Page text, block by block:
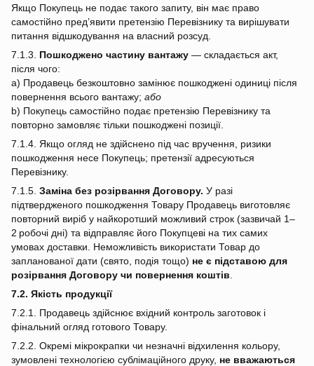
Якщо Покупець не подає такого запиту, він має право
самостійно пред’явити претензію Перевізнику та вирішувати
питання відшкодування на власний розсуд.
7.1.3. Пошкоджено частину вантажу — складається акт,
після чого:
a) Продавець безкоштовно замінює пошкоджені одиниці після
повернення всього вантажу; або
b) Покупець самостійно подає претензію Перевізнику та
повторно замовляє тільки пошкоджені позиції.
7.1.4. Якщо огляд не здійснено під час вручення, ризики
пошкодження несе Покупець; претензії адресуються
Перевізнику.
7.1.5. Заміна без розірвання Договору. У разі
підтвердженого пошкодження Товару Продавець виготовляє
повторний виріб у найкоротший можливий строк (зазвичай 1–
2 робочі дні) та відправляє його Покупцеві на тих самих
умовах доставки. Неможливість використати Товар до
запланованої дати (свято, подія тощо) не є підставою для
розірвання Договору чи повернення коштів
7.2. Якість продукції
7.2.1. Продавець здійснює вхідний контроль заготовок і
фінальний огляд готового Товару.
7.2.2. Окремі мікрокрапки чи незначні відхилення кольору,
зумовлені технологією сублімаційного друку, не вважаються